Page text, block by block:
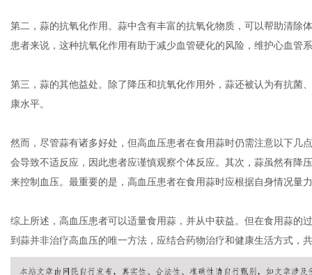
第二，蒜的抗氧化作用。蒜中含有丰富的抗氧化物质，可以帮助清除
患者来说，这种抗氧化作用有助于减少血管硬化的风险，维护心血管
第三，蒜的其他益处。除了降压和抗氧化作用外，蒜还被认为有抗菌
康水平。
然而，尽管蒜有诸多好处，但高血压患者在食用蒜时仍需注意以下几
会导致不适反应，因此患者应谨慎观察个体反应。其次，蒜虽然有降
来控制血压。最重要的是，高血压患者在食用蒜时应根据自身情况量
综上所述，高血压患者可以适量食用蒜，并从中获益。但在食用蒜的
到蒜并非治疗高血压的唯一方法，应结合药物治疗和健康生活方式，